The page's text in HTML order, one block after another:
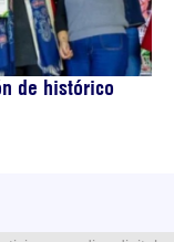
de histórico